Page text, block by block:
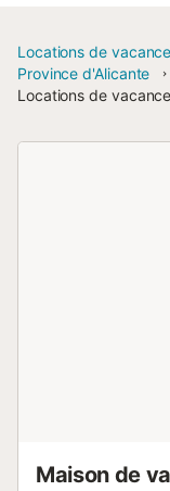
Locations de
Province d'Alicante
Maison de